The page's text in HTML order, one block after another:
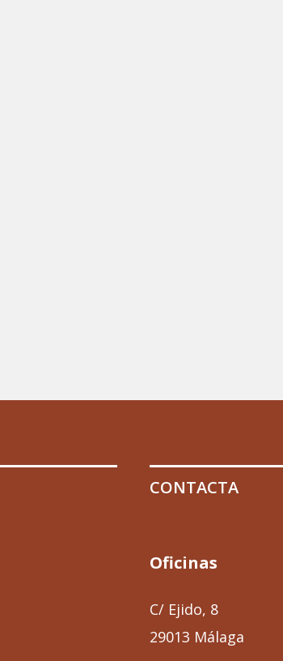
CONTACTA
Oficinas
C/ Ejido, 8
29013 Málaga